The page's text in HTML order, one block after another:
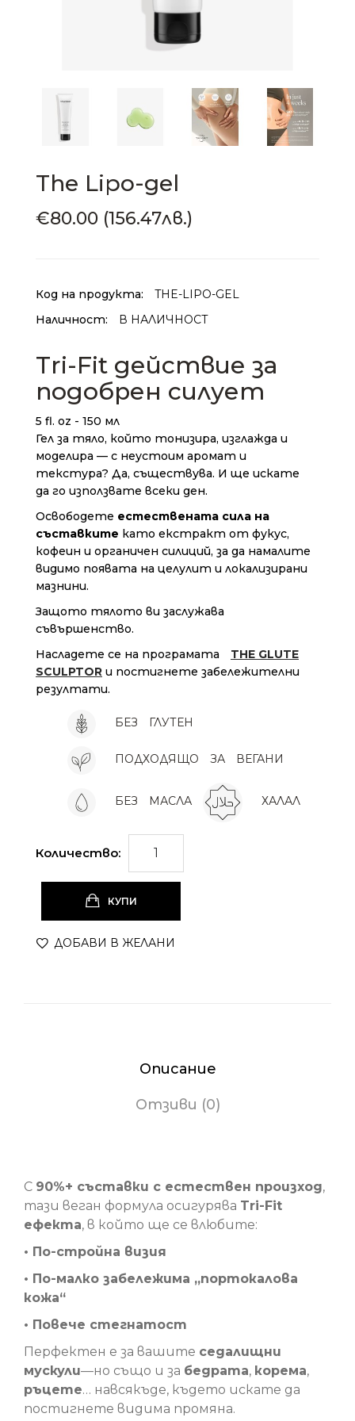
The Lipo-gel
€80.00 (156.47лв.)
Код на продукта:
THE-LIPO-GEL
Наличност:
В НАЛИЧНОСТ
Tri-Fit действие за
подобрен силует
5 fl. oz - 150 мл
Гел за тяло, който тонизира, изглажда и
моделира — с неустоим аромат и
текстура? Да, съществува. И ще искате
да го използвате всеки ден.
Освободете естествената сила на
съставките като екстракт от фукус,
кофеин и органичен силиций, за да намалите
видимо появата на целулит и локализирани
мазнини.
Защото тялото ви заслужава
съвършенство.
Насладете се на програмата
THE GLUTE
SCULPTOR и постигнете забележителни
резултати.
БЕЗ ГЛУТЕН
ПОДХОДЯЩО ЗА ВЕГАНИ
БЕЗ МАСЛА ХАЛАЛ
Количество:
КУПИ
ДОБАВИ В ЖЕЛАНИ
Описание
Отзиви (0)
С 90%+ съставки с естествен произход,
тази веган формула осигурява Tri-Fit
ефекта, в който ще се влюбите:
• По-стройна визия
• По-малко забележима „портокалова
кожа“
• Повече стегнатост
Перфектен е за вашите седалищни
мускули—но също и за бедрата, корема,
ръцете… навсякъде, където искате да
постигнете видима промяна.